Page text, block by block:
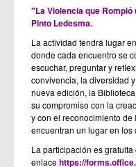
"La Violencia que
Pinto Ledesma.
La actividad tendrá lugar
donde cada encuentro se
escuchar, preguntar y
convivencia, la diversidad
nueva edición, la
su compromiso con la
y con el reconocimiento
encuentran un lugar en
La participación es
enlacehttps://